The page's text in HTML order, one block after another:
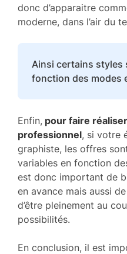
donc d’apparaitre
moderne, dans l’air du
Ainsi certains styles
fonction des modes
Enfin, pour faire
professionnel, si votre
graphiste, les offres
variables en fonction
est donc important de
en avance mais aussi
d’être pleinement au
possibilités.
En conclusion, il est